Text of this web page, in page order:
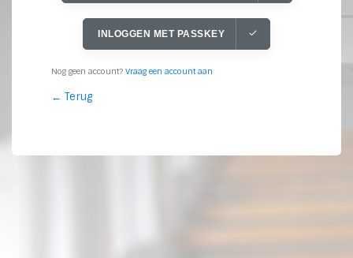
INLOGGEN MET PASSKEY
Nog geen account? Vraag een account aan
← Terug